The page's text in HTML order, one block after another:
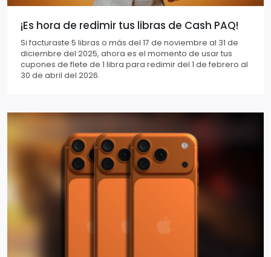
¡Es hora de redimir tus libras de Cash PAQ!
Si facturaste 5 libras o más del 17 de noviembre al 31 de
diciembre del 2025, ahora es el momento de usar tus
cupones de flete de 1 libra para redimir del 1 de febrero al
30 de abril del 2026.